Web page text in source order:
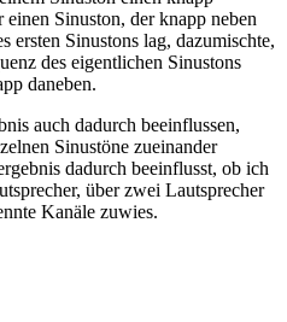
Sinuston, der knapp neben
ersten Sinustons lag, dazumischte,
des eigentlichen Sinustons
daneben.
auch dadurch beeinflussen,
Sinustöne zueinander
dadurch beeinflusst, ob ich
über zwei Lautsprecher
Kanäle zuwies.